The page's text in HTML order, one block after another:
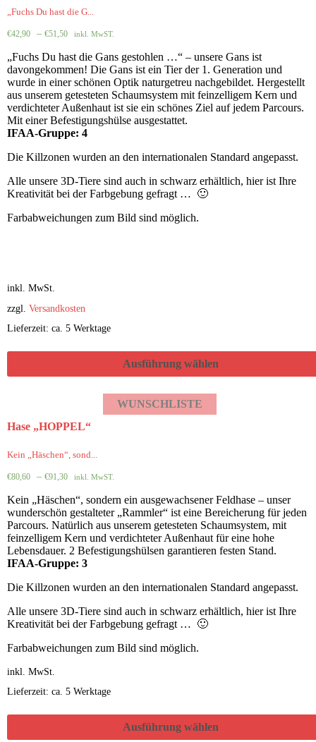
„Fuchs Du hast die G...
€42,90 –€51,50 inkl. MwST.
„Fuchs Du hast die Gans gestohlen …“ – unsere Gans ist
davongekommen! Die Gans ist ein Tier der 1. Generation und
wurde in einer schönen Optik naturgetreu nachgebildet. Hergestellt
aus unserem getesteten Schaumsystem mit feinzelligem Kern und
verdichteter Außenhaut ist sie ein schönes Ziel auf jedem Parcours.
Mit einer Befestigungshülse ausgestattet.
IFAA-Gruppe: 4
Die Killzonen wurden an den internationalen Standard angepasst.
Alle unsere 3D-Tiere sind auch in schwarz erhältlich, hier ist Ihre
Kreativität bei der Farbgebung gefragt … 🙂
Farbabweichungen zum Bild sind möglich.
inkl. MwSt.
zzgl.Versandkosten
Lieferzeit: ca. 5 Werktage
Ausführung wählen
WUNSCHLISTE
Hase „HOPPEL“
Kein „Häschen“, sond...
€80,60 –€91,30 inkl. MwST.
Kein „Häschen“, sondern ein ausgewachsener Feldhase – unser
wunderschön gestalteter „Rammler“ ist eine Bereicherung für jeden
Parcours. Natürlich aus unserem getesteten Schaumsystem, mit
feinzelligem Kern und verdichteter Außenhaut für eine hohe
Lebensdauer. 2 Befestigungshülsen garantieren festen Stand.
IFAA-Gruppe: 3
Die Killzonen wurden an den internationalen Standard angepasst.
Alle unsere 3D-Tiere sind auch in schwarz erhältlich, hier ist Ihre
Kreativität bei der Farbgebung gefragt … 🙂
Farbabweichungen zum Bild sind möglich.
inkl. MwSt.
Lieferzeit: ca. 5 Werktage
Ausführung wählen